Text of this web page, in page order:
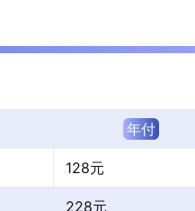
年付
128元
228元